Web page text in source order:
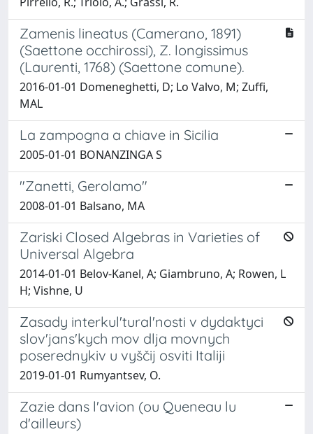
Zamenis lineatus (Camerano, 1891)
(Saettone occhirossi), Z. longissimus
(Laurenti, 1768) (Saettone comune).
2016-01-01 Domeneghetti, D; Lo Valvo, M; Zuffi,
MAL
La zampogna a chiave in Sicilia
2005-01-01 BONANZINGA S
"Zanetti, Gerolamo"
2008-01-01 Balsano, MA
Zariski Closed Algebras in Varieties of
Universal Algebra
2014-01-01 Belov-Kanel, A; Giambruno, A; Rowen, L
H; Vishne, U
Zasady interkul'tural'nosti v dydaktyci
slov'jans'kych mov dlja movnych
poserednykiv u vyščij osviti Italiji
2019-01-01 Rumyantsev, O.
Zazie dans l'avion (ou Queneau lu
d'ailleurs)